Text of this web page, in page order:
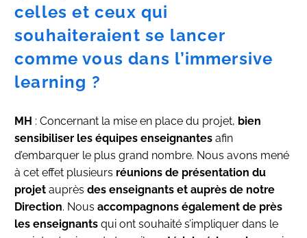
celles et ceux qui
souhaiteraient se lancer
comme vous dans l’immersive
learning ?
MH : Concernant la mise en place du projet, bien
sensibiliser les équipes enseignantes afin
d’embarquer le plus grand nombre. Nous avons mené
à cet effet plusieurs réunions de présentation du
projet auprès des enseignants et auprès de notre
Direction. Nous accompagnons également de près
les enseignants qui ont souhaité s’impliquer dans le